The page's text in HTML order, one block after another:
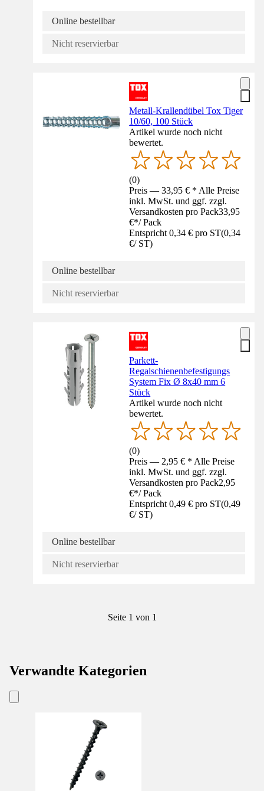
Online bestellbar
Nicht reservierbar
Metall-Krallendübel Tox Tiger
10/60, 100 Stück
Artikel wurde noch nicht
bewertet.
(0)
Preis — 33,95 € * Alle Preise
inkl. MwSt. und ggf. zzgl.
Versandkosten pro Pack33,95
€*/ Pack
Entspricht 0,34 € pro ST(0,34
€/ ST)
Online bestellbar
Nicht reservierbar
Parkett-
Regalschienenbefestigungs
System Fix Ø 8x40 mm 6
Stück
Artikel wurde noch nicht
bewertet.
(0)
Preis — 2,95 € * Alle Preise
inkl. MwSt. und ggf. zzgl.
Versandkosten pro Pack2,95
€*/ Pack
Entspricht 0,49 € pro ST(0,49
€/ ST)
Online bestellbar
Nicht reservierbar
Seite 1 von 1
Verwandte Kategorien